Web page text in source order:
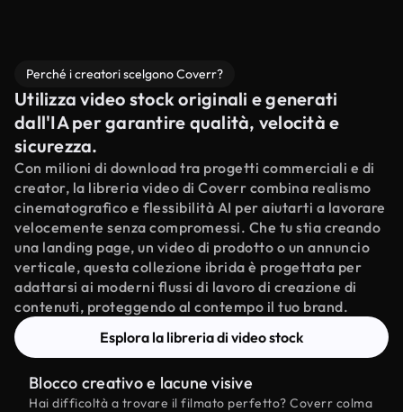
Perché i creatori scelgono Coverr?
Utilizza video stock originali e generati
dall'IA per garantire qualità, velocità e
sicurezza.
Con milioni di download tra progetti commerciali e di
creator, la libreria video di Coverr combina realismo
cinematografico e flessibilità AI per aiutarti a lavorare
velocemente senza compromessi. Che tu stia creando
una landing page, un video di prodotto o un annuncio
verticale, questa collezione ibrida è progettata per
adattarsi ai moderni flussi di lavoro di creazione di
contenuti, proteggendo al contempo il tuo brand.
Esplora la libreria di video stock
Blocco creativo e lacune visive
Hai difficoltà a trovare il filmato perfetto? Coverr colma